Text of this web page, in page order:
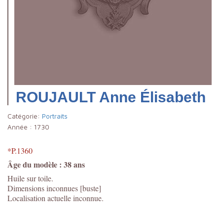
ROUJAULT Anne Élisabeth
Catégorie: Portraits
Année : 1730
*P.1360
Âge du modèle : 38 ans
Huile sur toile.
Dimensions inconnues [buste]
Localisation actuelle inconnue.